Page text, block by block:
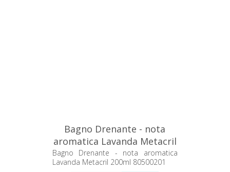
Bagno Drenante - nota
aromatica Lavanda Metacril
200ml 80500201
Bagno Drenante - nota aromatica
Lavanda Metacril 200ml 80500201